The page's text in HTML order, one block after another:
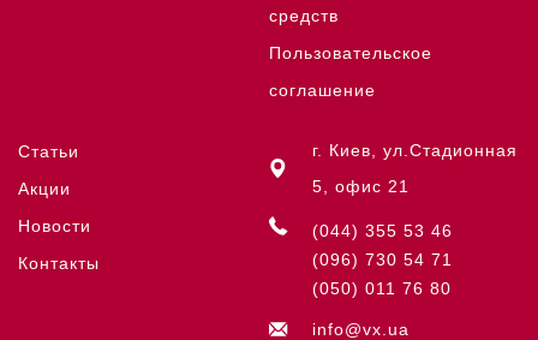
средств
Пользовательское
соглашение
Статьи
Акции
Новости
Контакты
г. Киев, ул.Стадионная
5, офис 21
(044) 355 53 46
(096) 730 54 71
(050) 011 76 80
info@vx.ua